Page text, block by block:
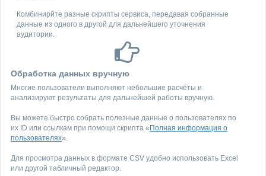
Комбинирйте разные скрипты сервиса, передавая собранные
данные из одного в другой для дальнейшего уточнения
аудитории.
Обработка данных вручную
Многие пользователи выполняют небольшие расчёты и
анализируют результаты для дальнейшей работы вручную.
Вы можете быстро собрать полезные данные о пользователях по
их ID или ссылкам при помощи скрипта « Полная информация о
пользователях».
Для просмотра данных в формате CSV удобно использовать Excel
или другой табличный редактор.